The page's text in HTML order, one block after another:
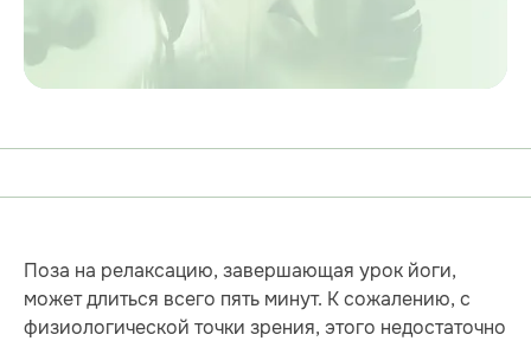
Поза на релаксацию, завершающая урок йоги,
может длиться всего пять минут. К сожалению, с
физиологической точки зрения, этого недостаточно